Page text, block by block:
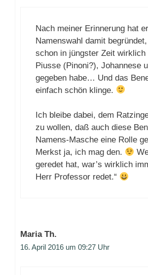
Nach meiner Erinnerung hat
Namenswahl damit
schon in jüngster Zeit wirklich
Piusse (Pinoni?), Johannese
gegeben habe… Und das
einfach schön klinge.
Ich bleibe dabei, dem
zu wollen, daß auch diese
Namens-Masche eine Rolle
Merkst ja, ich mag den.
geredet hat, war’s wirklich
Herr Professor redet.“
Maria Th.
16. April 2016 um 09:27 Uhr